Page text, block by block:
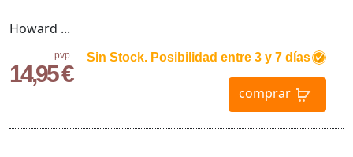
pvp.
14,95 €
Sin Stock. Posibilidad entre 3 y 7 días
comprar
Howard ...